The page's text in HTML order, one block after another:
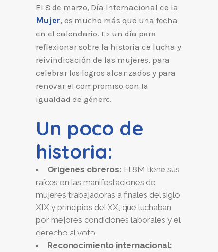
El 8 de marzo, Día Internacional de la
Mujer, es mucho más que una fecha
en el calendario. Es un día para
reflexionar sobre la historia de lucha y
reivindicación de las mujeres, para
celebrar los logros alcanzados y para
renovar el compromiso con la
igualdad de género.
Un poco de
historia:
Orígenes obreros: El 8M tiene sus
raíces en las manifestaciones de
mujeres trabajadoras a finales del siglo
XIX y principios del XX, que luchaban
por mejores condiciones laborales y el
derecho al voto.
Reconocimiento internacional: